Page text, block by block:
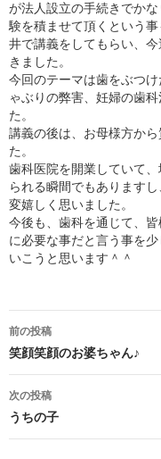
が法人設立の手続きでか
験を積ませて頂くという
井で講義をしてもらい、
きました。
今回のテーマは歯をぶつ
ゃぶりの弊害、妊婦の歯
た。
講義の後は、お母様方か
た。
歯科医院を開業していて
られる瞬間でもあります
変嬉しく思いました。
今後も、歯科を通じて、
に必要な事だと言う事を
いこうと思います＾＾
投
稿
ナ
ビ
前の投稿
笑顔笑顔のお婆ちゃん♪
次の投稿
うちの子